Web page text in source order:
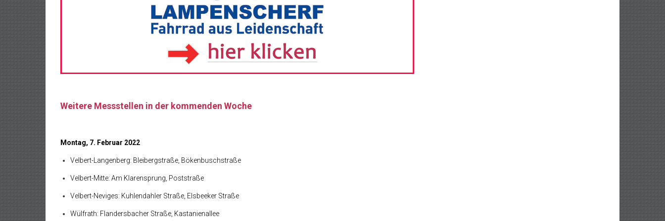
Weitere Messstellen in der kommenden Woche
Montag, 7. Februar 2022
Velbert-Langenberg: Bleibergstraße, Bökenbuschstraße
Velbert-Mitte: Am Klarensprung, Poststraße
Velbert-Neviges: Kuhlendahler Straße, Elsbeeker Straße
Wülfrath: Flandersbacher Straße, Kastanienallee